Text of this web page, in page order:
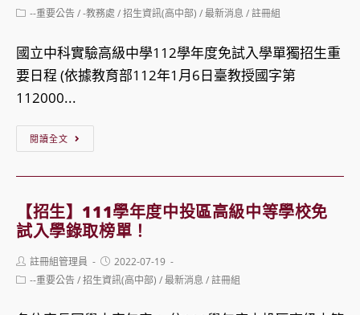
須
自
5/30
6/8
時
止
立
科
實
生
入
學
管
author:
published:
Post--重要公告/-教務處 /招生資訊(高中部) /最新消息 /註冊組
國立中科實驗高級中學112學年度免試入學單獨招生重
要日程 (依據教育部112年1月6日臺教授國字第
112000...
閱讀全文
國
立
中
實
【招生】111學年度中投區高級中等學校免
試入學錄取榜單！
Post
author:
註冊組管理員
Post
published:
2022-07-19
Post--重要公告/招生資訊(高中部) /最新消息 /註冊組